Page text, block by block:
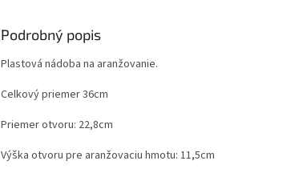
Podrobný popis
Plastová nádoba na aranžovanie.
Celkový priemer 36cm
Priemer otvoru: 22,8cm
Výška otvoru pre aranžovaciu hmotu: 11,5cm